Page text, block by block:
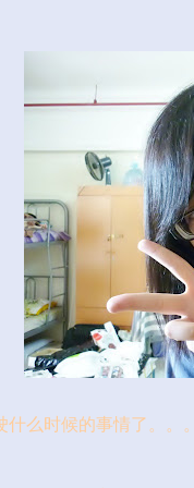
什么时候的事情了。。